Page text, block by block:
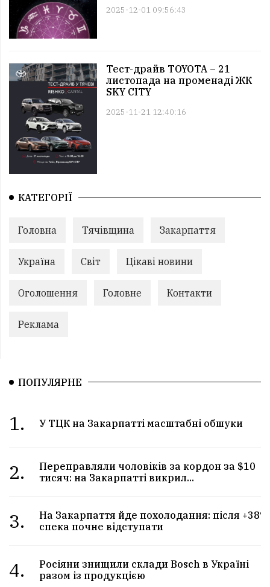
2025-12-01 09:56:43
Тест-драйв TOYOTA – 21
листопада на променаді ЖК
SKY CITY
2025-11-21 12:40:16
КАТЕГОРІЇ
Головна Тячівщина Закарпаття
Україна Світ Цікаві новини
Оголошення Головне Контакти
Реклама
ПОПУЛЯРНЕ
1. У ТЦК на Закарпатті масштабні обшуки
2.
Переправляли чоловіків за кордон за $10
тисяч: на Закарпатті викрил...
3.
На Закарпаття йде похолодання: після +38°
спека почне відступати
4.
Росіяни знищили склади Bosch в Україні
разом із продукцією